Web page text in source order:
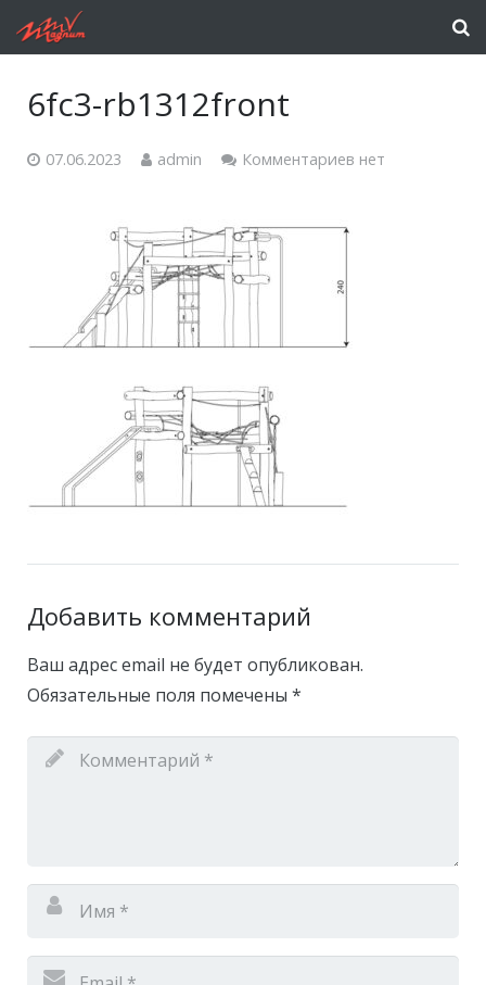
6fc3-rb1312front
07.06.2023 admin Комментариев нет
Добавить комментарий
Ваш адрес email не будет опубликован.
Обязательные поля помечены *